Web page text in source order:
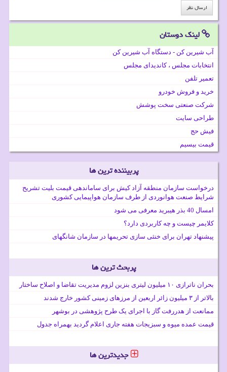
لینک دوستان
آب شیرین کن - دستگاه آب شیرین کن
انتخابات مجلس ، کاندیدای مجلس
تعمیر تلفن
خرید و فروش خودرو
شرکت صنعتی سخت پوشش
طراحی سایت
فیش حج
قیمت بیسیم
پربیننده ترین ها
درخواست سازمان منطقه آزاد کیش برای ساماندهی قیمت بلیت تشریح
شرایط صنعت هوانوردی از طرف سازمان هواپیمایی کشوری
امسال 40 بذر هیبرید معرفی می شود
کلایمر چیست و چه کاربردی دارد؟
پیشنهاد تهران برای خنثی سازی تحریمها در سازمان شانگهای
پربحث ترین ها
بحران ناترازی ۱۰ میلیون لیتری بنزین لزوم مدیریت تقاضا و اصلاح ساختار
بالاتر از ۳ میلیون زائر اربعین از مرزهای زمینی کشور خارج شدند
ممانعت از هدررفت گاز با اجرای یک طرح پژوهشی در بوشهر
قیمت عمده میوه و سبزیجات هفته جاری اعلام گردید بهمراه جدول
جدیدترین ها